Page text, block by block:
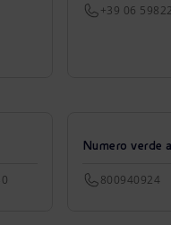
+39 06
Numero verde
800940924